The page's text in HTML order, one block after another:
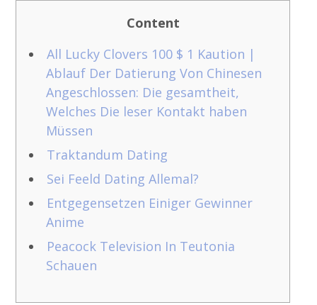
Content
All Lucky Clovers 100 $ 1 Kaution |
Ablauf Der Datierung Von Chinesen
Angeschlossen: Die gesamtheit,
Welches Die leser Kontakt haben
Müssen
Traktandum Dating
Sei Feeld Dating Allemal?
Entgegensetzen Einiger Gewinner
Anime
Peacock Television In Teutonia
Schauen